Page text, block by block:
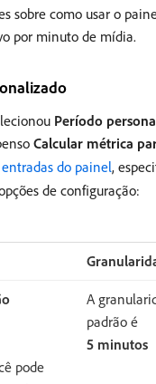
sobre como usar o
por minuto de mídia.
Período
Calcular métrica
do painel,
de configuração:
A
padrão é
5 minutos
pode